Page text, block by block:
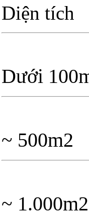
Dưới
~
~